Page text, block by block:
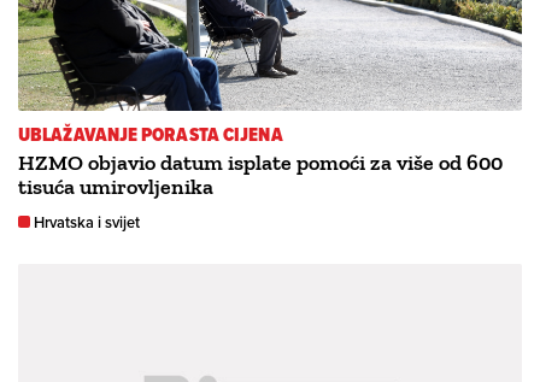
UBLAŽAVANJE PORASTA CIJENA
HZMO objavio datum isplate pomoći za više od 600
tisuća umirovljenika
Hrvatska i svijet